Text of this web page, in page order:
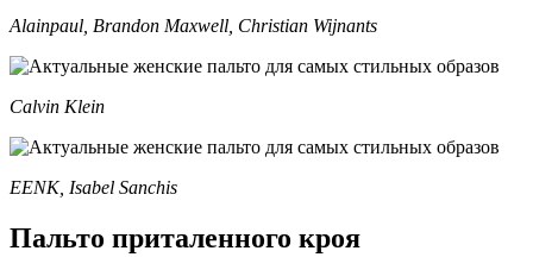
Alainpaul, Brandon Maxwell, Christian Wijnants
Calvin Klein
EENK, Isabel Sanchis
Пальто приталенного кроя